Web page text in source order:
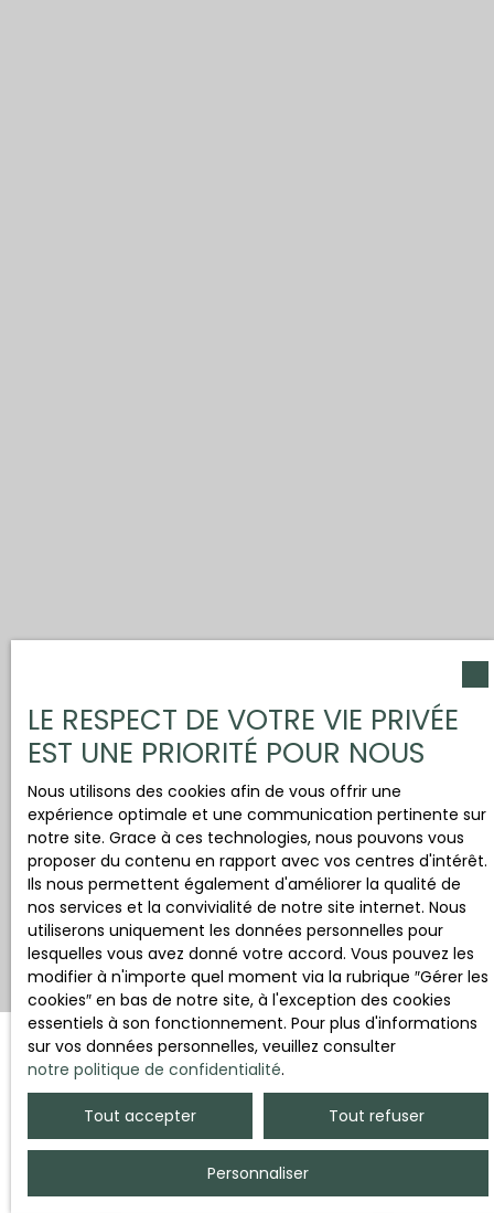
Pertinence
Trier par
LE RESPECT DE VOTRE VIE PRIVÉE
EST UNE PRIORITÉ POUR NOUS
Nous utilisons des cookies afin de vous offrir une
expérience optimale et une communication pertinente sur
notre site. Grace à ces technologies, nous pouvons vous
proposer du contenu en rapport avec vos centres d'intérêt.
Ils nous permettent également d'améliorer la qualité de
nos services et la convivialité de notre site internet. Nous
utiliserons uniquement les données personnelles pour
lesquelles vous avez donné votre accord. Vous pouvez les
modifier à n'importe quel moment via la rubrique ″Gérer les
cookies″ en bas de notre site, à l'exception des cookies
essentiels à son fonctionnement. Pour plus d'informations
sur vos données personnelles, veuillez consulter
notre politique de confidentialité.
Tout accepter Tout refuser
Personnaliser